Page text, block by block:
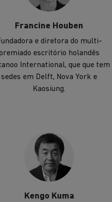
Francine Houben
e diretora do multi-
escritório holandês
International, que que tem
sedes em Delft, Nova York e
Kaosiung.
Kengo Kuma